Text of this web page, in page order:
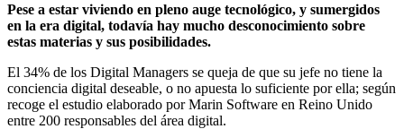
Pese a estar viviendo en pleno auge tecnológico, y sumergidos
en la era digital, todavía hay mucho desconocimiento sobre
estas materias y sus posibilidades.
El 34% de los Digital Managers se queja de que su jefe no tiene la
conciencia digital deseable, o no apuesta lo suficiente por ella; según
recoge el estudio elaborado por Marin Software en Reino Unido
entre 200 responsables del área digital.